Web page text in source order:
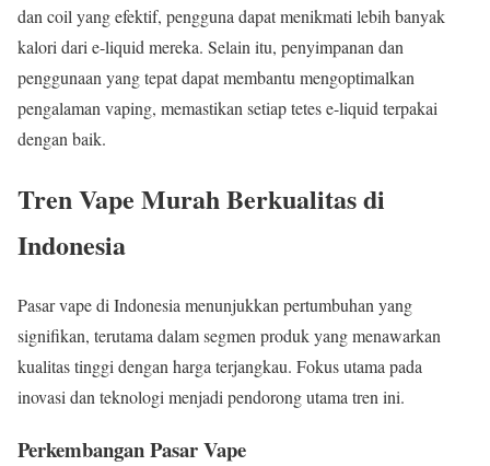
dan coil yang efektif, pengguna dapat menikmati lebih banyak
kalori dari e-liquid mereka. Selain itu, penyimpanan dan
penggunaan yang tepat dapat membantu mengoptimalkan
pengalaman vaping, memastikan setiap tetes e-liquid terpakai
dengan baik.
Tren Vape Murah Berkualitas di
Indonesia
Pasar vape di Indonesia menunjukkan pertumbuhan yang
signifikan, terutama dalam segmen produk yang menawarkan
kualitas tinggi dengan harga terjangkau. Fokus utama pada
inovasi dan teknologi menjadi pendorong utama tren ini.
Perkembangan Pasar Vape